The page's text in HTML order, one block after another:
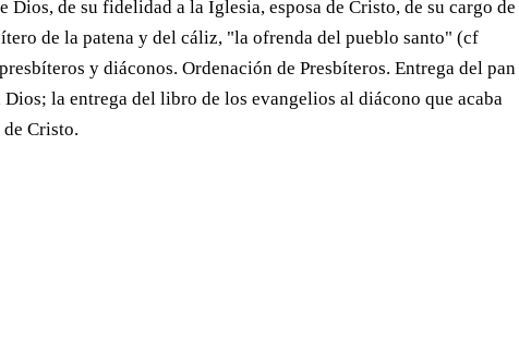
de su fidelidad a la Iglesia, esposa de Cristo, de su cargo de
de la patena y del cáliz, "la ofrenda del pueblo santo" (cf
y diáconos. Ordenación de Presbíteros. Entrega del pan
la entrega del libro de los evangelios al diácono que acaba
Cristo.